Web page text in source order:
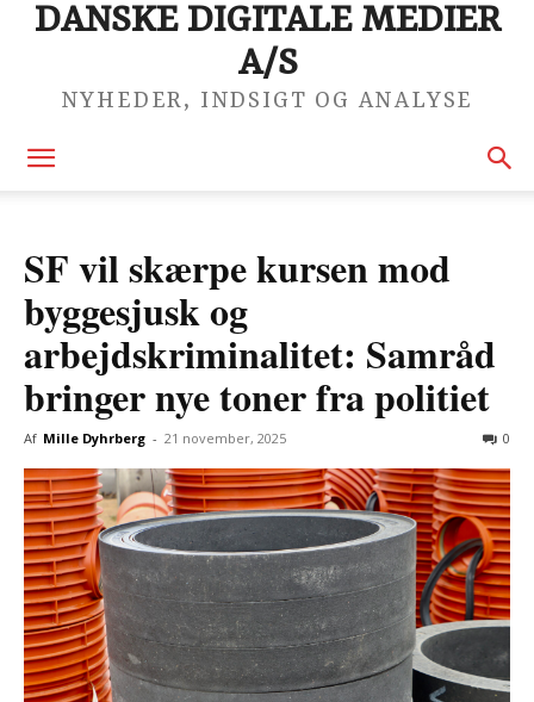
DANSKE DIGITALE MEDIER
A/S
NYHEDER, INDSIGT OG ANALYSE
SF vil skærpe kursen mod
byggesjusk og
arbejdskriminalitet: Samråd
bringer nye toner fra politiet
Af Mille Dyhrberg - 21 november, 2025 0